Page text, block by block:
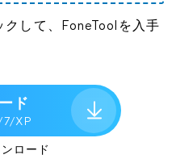
クして、FoneToolを入手
ド
XP
ロード